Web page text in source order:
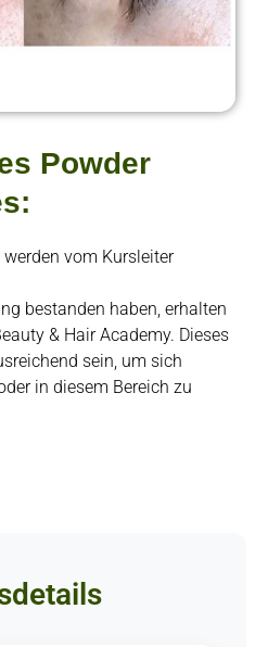
Powder
vom Kursleiter
bestanden haben, erhalten
& Hair Academy. Dieses
sein, um sich
in diesem Bereich zu